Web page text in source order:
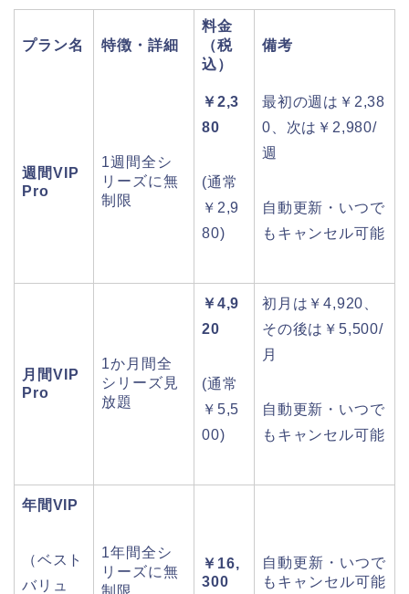
プラン名 特徴・詳細
料金
（税
込）
備考
週間VIP
Pro
1週間全シ
リーズに無
制限
￥2,3
80
(通常
￥2,9
80)
最初の週は￥2,38
0、次は￥2,980/
週
自動更新・いつで
もキャンセル可能
月間VIP
Pro
1か月間全
シリーズ見
放題
￥4,9
20
(通常
￥5,5
00)
初月は￥4,920、
その後は￥5,500/
月
自動更新・いつで
もキャンセル可能
年間VIP
（ベスト
バリュ
1年間全シ
リーズに無
￥16,
300
自動更新・いつで
もキャンセル可能